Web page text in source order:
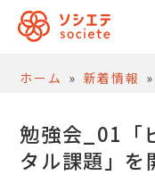
ホーム » 新着情報 »
勉強会_01「
タル課題」を